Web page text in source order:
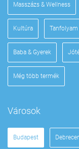
Masszázs & Wellness
Kultúra Tanfolyam
Baba & Gyerek
Még több termék
Városok
Budapest